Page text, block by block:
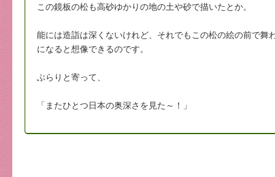
この鏡板の松も高砂ゆかりの地の土や砂で描いたとか。
能には造詣は深くないけれど、それでもこの松の絵の前で舞
になると想像できるのです。
ぶらりと寄って、
「またひとつ日本の奥深さを見た～！」